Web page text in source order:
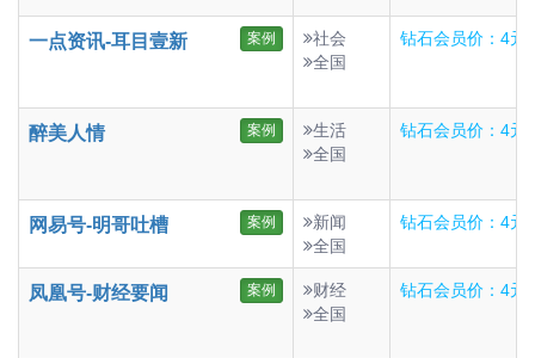
一点资讯-耳目壹新 案例
社会
全国
钻石会员价：4元
醉美人情 案例
生活
全国
钻石会员价：4元
网易号-明哥吐槽 案例
新闻
全国
钻石会员价：4元
凤凰号-财经要闻 案例
财经
全国
钻石会员价：4元